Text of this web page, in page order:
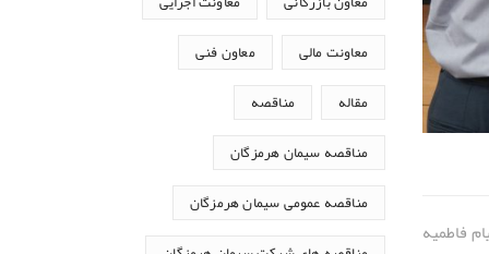
فاطمیه
معاونت مالی معاون فنی
مقاله مناقصه
مناقصه سیمان هرمزگان
مناقصه عمومی سیمان هرمزگان